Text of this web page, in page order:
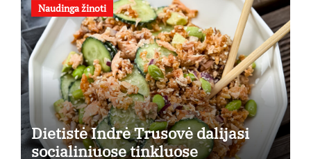
Naudinga žinoti
Dietistė Indrė Trusovė dalijasi
socialiniuose tinkluose